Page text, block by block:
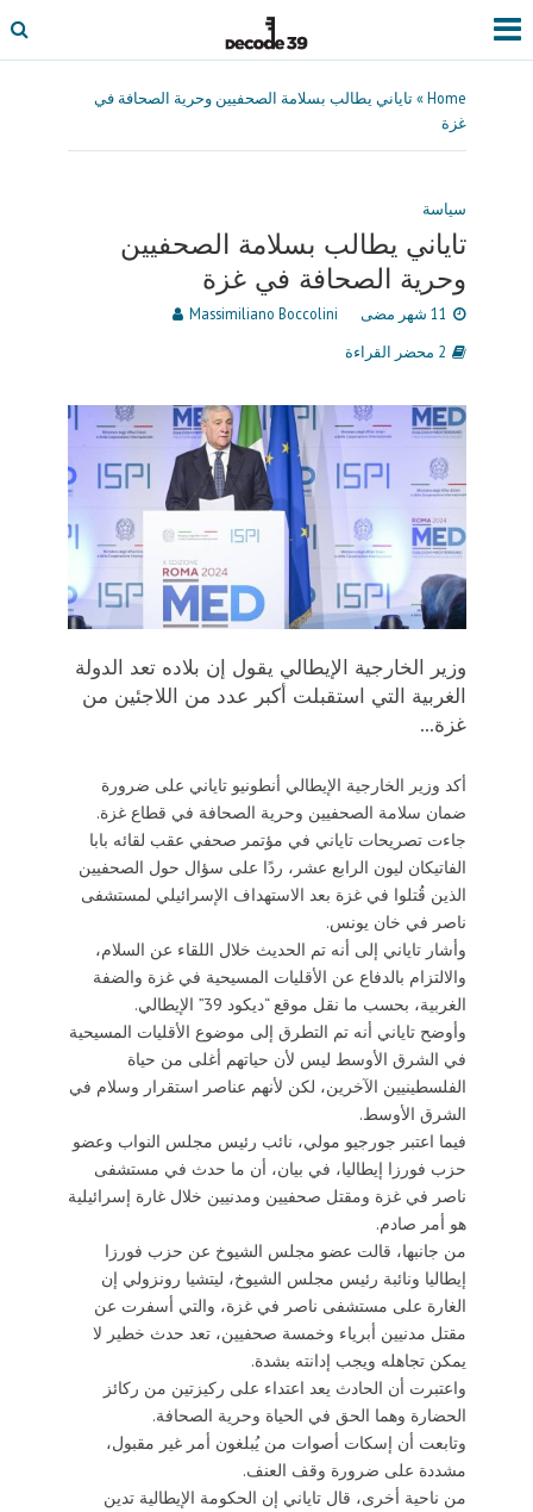
Home
»تاياني يطالب بسلامة الصحفيين وحرية الصحافة في
غزة
سياسة
تاياني يطالب بسلامة الصحفيين
وحرية الصحافة في غزة
11 شهر مضى
Massimiliano Boccolini
2 محضر القراءة
وزير الخارجية الإيطالي يقول إن بلاده تعد الدولة
الغربية التي استقبلت أكبر عدد من اللاجئين من
غزة...
أكد وزير الخارجية الإيطالي أنطونيو تاياني على ضرورة
ضمان سلامة الصحفيين وحرية الصحافة في قطاع غزة.
جاءت تصريحات تاياني في مؤتمر صحفي عقب لقائه بابا
الفاتيكان ليون الرابع عشر، ردًا على سؤال حول الصحفيين
الذين قُتلوا في غزة بعد الاستهداف الإسرائيلي لمستشفى
ناصر في خان يونس.
وأشار تاياني إلى أنه تم الحديث خلال اللقاء عن السلام،
والالتزام بالدفاع عن الأقليات المسيحية في غزة والضفة
الغربية، بحسب ما نقل موقع “ديكود 39” الإيطالي.
وأوضح تاياني أنه تم التطرق إلى موضوع الأقليات المسيحية
في الشرق الأوسط ليس لأن حياتهم أغلى من حياة
الفلسطينيين الآخرين، لكن لأنهم عناصر استقرار وسلام في
الشرق الأوسط.
فيما اعتبر جورجيو مولي، نائب رئيس مجلس النواب وعضو
حزب فورزا إيطاليا، في بيان، أن ما حدث في مستشفى
ناصر في غزة ومقتل صحفيين ومدنيين خلال غارة إسرائيلية
هو أمر صادم.
من جانبها، قالت عضو مجلس الشيوخ عن حزب فورزا
إيطاليا ونائبة رئيس مجلس الشيوخ، ليتشيا رونزولي إن
الغارة على مستشفى ناصر في غزة، والتي أسفرت عن
مقتل مدنيين أبرياء وخمسة صحفيين، تعد حدث خطير لا
يمكن تجاهله ويجب إدانته بشدة.
واعتبرت أن الحادث يعد اعتداء على ركيزتين من ركائز
الحضارة وهما الحق في الحياة وحرية الصحافة.
وتابعت أن إسكات أصوات من يُبلغون أمر غير مقبول،
مشددة على ضرورة وقف العنف.
من ناحية أخرى، قال تاياني إن الحكومة الإيطالية تدين